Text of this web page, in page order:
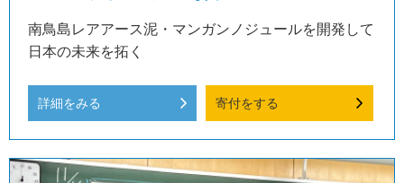
南鳥島レアアース泥・マンガンノジュールを開発して
日本の未来を拓く
詳細をみる 寄付をする